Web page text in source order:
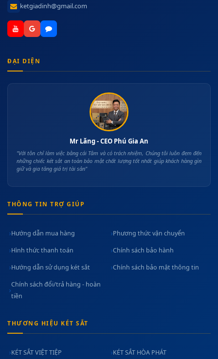
ketgiadinh@gmail.com
ĐẠI DIỆN
Mr Lăng - CEO Phú Gia An
"Với tôn chỉ làm việc bằng cái Tâm và có trách nhiệm, Chúng tôi luôn đem đến
những chiếc két sắt an toàn bảo mật chất lượng tốt nhất giúp khách hàng gìn
giữ và gia tăng giá trị tài sản"
THÔNG TIN TRỢ GIÚP
Hướng dẫn mua hàng Phương thức vận chuyển
Hình thức thanh toán Chính sách bảo hành
Hướng dẫn sử dụng két sắt Chính sách bảo mật thông tin
Chính sách đổi/trả hàng - hoàn
tiền
THƯƠNG HIỆU KÉT SẮT
KÉT SẮT VIỆT TIỆP KÉT SẮT HÒA PHÁT